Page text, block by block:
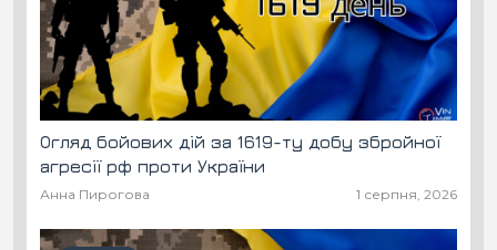
Огляд бойових дій за 1619-ту добу збройної
агресії рф проти України
Анна Пирогова 1 серпня, 2026